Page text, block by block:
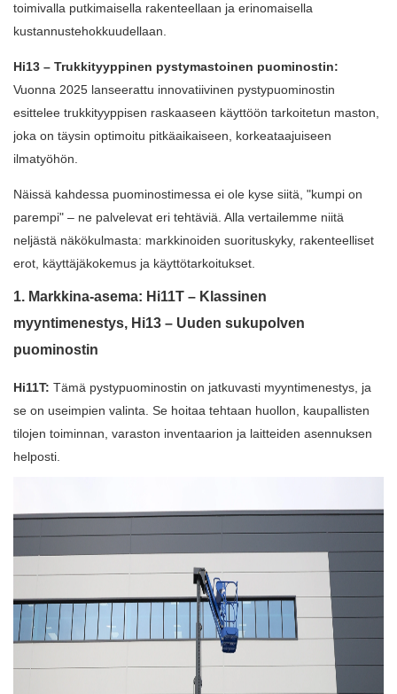
toimivalla putkimaisella rakenteellaan ja erinomaisella
kustannustehokkuudellaan.
Hi13 – Trukkityyppinen pystymastoinen puominostin:
Vuonna 2025 lanseerattu innovatiivinen pystypuominostin
esittelee trukkityyppisen raskaaseen käyttöön tarkoitetun maston,
joka on täysin optimoitu pitkäaikaiseen, korkeataajuiseen
ilmatyöhön.
Näissä kahdessa puominostimessa ei ole kyse siitä, "kumpi on
parempi" – ne palvelevat eri tehtäviä. Alla vertailemme niitä
neljästä näkökulmasta: markkinoiden suorituskyky, rakenteelliset
erot, käyttäjäkokemus ja käyttötarkoitukset.
1. Markkina-asema: Hi11T – Klassinen
myyntimenestys, Hi13 – Uuden sukupolven
puominostin
Hi11T: Tämä pystypuominostin on jatkuvasti myyntimenestys, ja
se on useimpien valinta. Se hoitaa tehtaan huollon, kaupallisten
tilojen toiminnan, varaston inventaarion ja laitteiden asennuksen
helposti.